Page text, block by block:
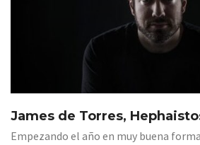
James de Torres,
Empezando el año en muy buena